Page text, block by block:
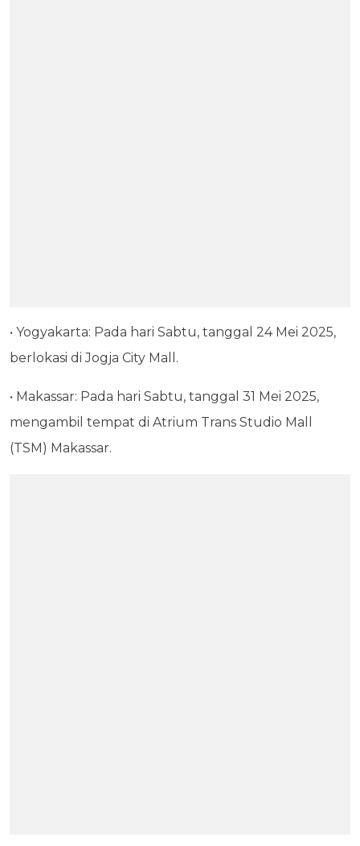
• Yogyakarta: Pada hari Sabtu, tanggal 24 Mei 2025,
berlokasi di Jogja City Mall.
• Makassar: Pada hari Sabtu, tanggal 31 Mei 2025,
mengambil tempat di Atrium Trans Studio Mall
(TSM) Makassar.